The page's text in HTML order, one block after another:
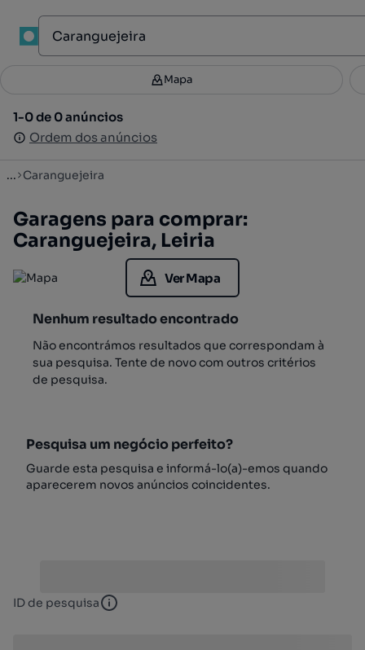
Filtros 2
1-0 de 0 anúncios
Ordem dos anúncios
Mapa
1-0 de 0 anúncios
Ordem dos anúncios
... Caranguejeira
Garagens para comprar:
Caranguejeira, Leiria
Ver Mapa
Nenhum resultado encontrado
Não encontrámos resultados que correspondam à
sua pesquisa. Tente de novo com outros critérios
de pesquisa.
Pesquisa um negócio perfeito?
Guarde esta pesquisa e informá-lo(a)-emos quando
aparecerem novos anúncios coincidentes.
ID de pesquisa ID de pesquisa